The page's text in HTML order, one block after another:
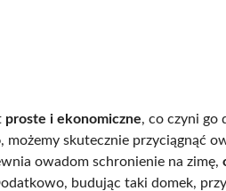
proste i ekonomiczne, co czyni go
, możemy skutecznie przyciągnąć
owadom schronienie na zimę,
budując taki domek,